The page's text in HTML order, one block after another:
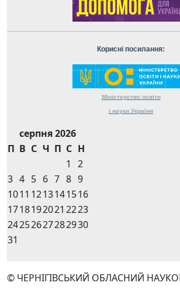
Корисні посилання:
Міністерство освіти
і науки України
серпня 2026
П В С Ч П С Н
1
2
3 4 5 6 7 8 9
1011 1213141516
1718192021 2223
24252627282930
31
© ЧЕРНІГІВСЬКИЙ ОБЛАСНИЙ